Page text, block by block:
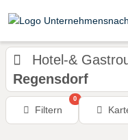
Hotel-&
Regensdorf
Filtern
0